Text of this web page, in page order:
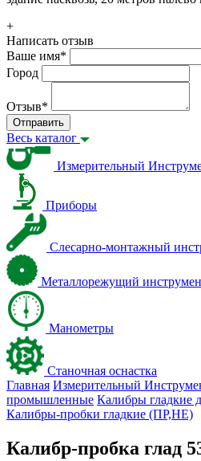
+
Написать отзыв
Ваше имя*
Город
Отзыв*
Отправить
Весь каталог
Измерительный
Приборы
Слесарно-монтажный
Металлорежущий
Манометры
Станочная оснастка
Главная Измерительный
промышленные Калибры гладкие
Калибры-пробки гладкие (ПР,НЕ)
Калибр-пробка глад